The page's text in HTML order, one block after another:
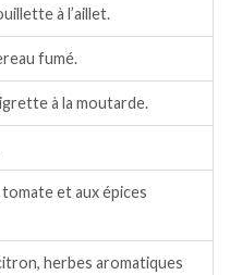
à l’aillet.
fumé.
à la moutarde.
et aux épices
herbes aromatiques